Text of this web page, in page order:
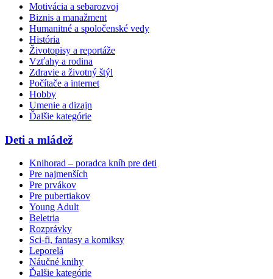
Motivácia a sebarozvoj
Biznis a manažment
Humanitné a spoločenské vedy
História
Životopisy a reportáže
Vzťahy a rodina
Zdravie a životný štýl
Počítače a internet
Hobby
Umenie a dizajn
Ďalšie kategórie
Deti a mládež
Knihorad – poradca kníh pre deti
Pre najmenších
Pre prvákov
Pre pubertiakov
Young Adult
Beletria
Rozprávky
Sci-fi, fantasy a komiksy
Leporelá
Náučné knihy
Ďalšie kategórie